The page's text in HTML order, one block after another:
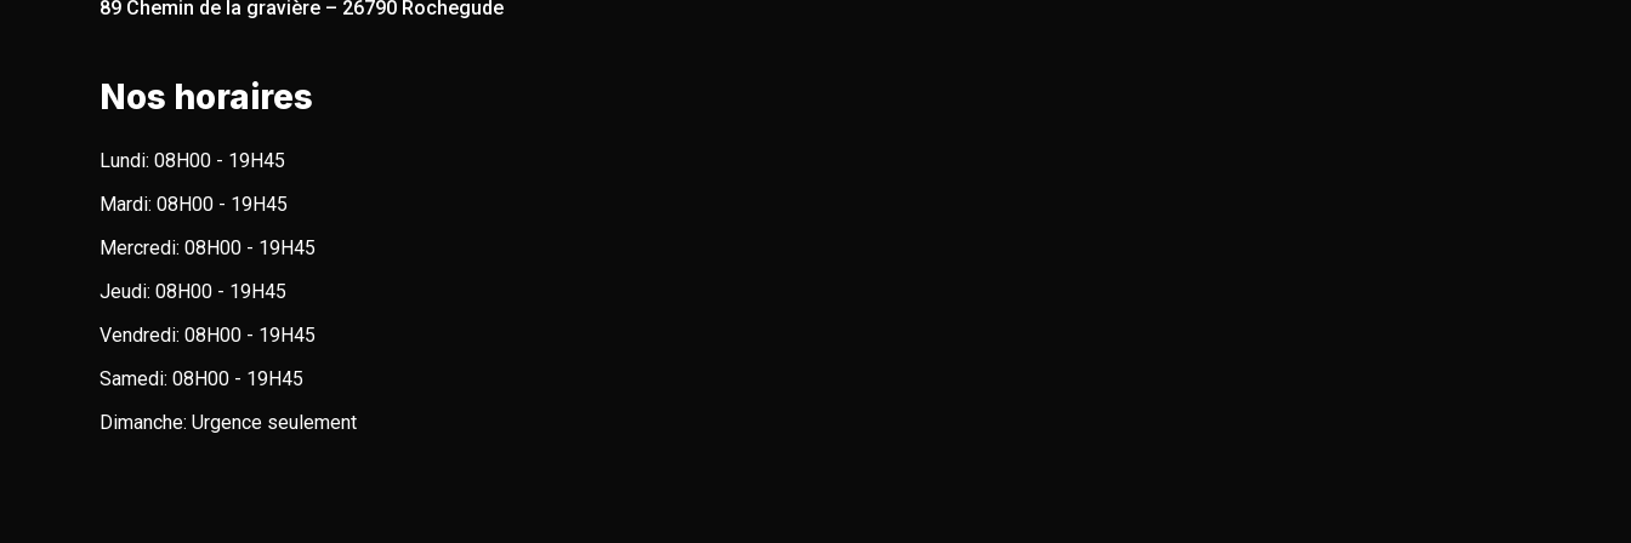
89 Chemin de la gravière – 26790 Rochegude
Nos horaires
Lundi: 08H00 - 19H45
Mardi: 08H00 - 19H45
Mercredi: 08H00 - 19H45
Jeudi: 08H00 - 19H45
Vendredi: 08H00 - 19H45
Samedi: 08H00 - 19H45
Dimanche: Urgence seulement